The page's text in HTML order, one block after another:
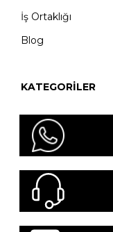
İş Ortaklığı
Blog
KATEGORILER